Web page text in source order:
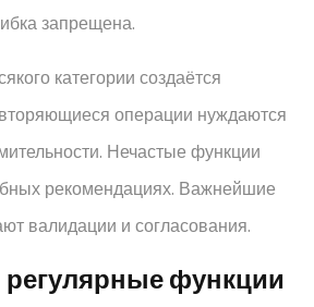
запрещена.
категории создаётся
операции нуждаются
Нечастые функции
рекомендациях. Важнейшие
валидации и согласования.
функции